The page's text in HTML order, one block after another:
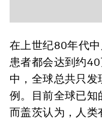
在上世纪80年代
患者都会达到约
中，全球总共只发
例。目前全球已知
而盖茨认为，人类